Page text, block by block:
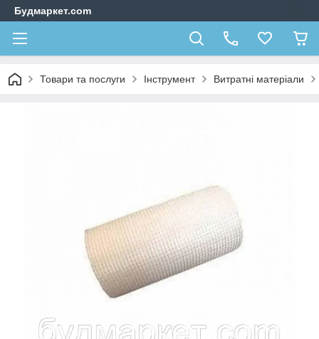
Будмаркет.com
Товари та послуги Інструмент Витратні матеріали